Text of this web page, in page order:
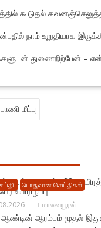
கூடுதல்
நாம் உறுதியாக
துணைநிற்பேன் –
மீட்பு
பொதுவான செய்திகள்
டெங்கு பாதிப்பு 88
உயிரிழப்பு
மாவையூரன்
ஆண்டின் ஆரம்பம் முதல்